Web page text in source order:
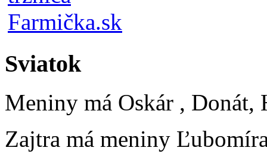
Sviatok
Meniny má Oskár , Donát,
Zajtra má meniny